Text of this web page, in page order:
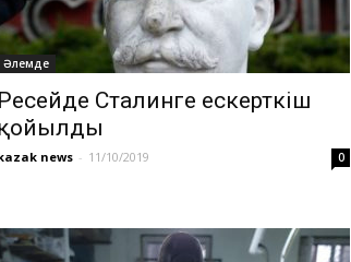
Әлемде
Ресейде Сталинге ескерткіш
news - 11/10/2019 0